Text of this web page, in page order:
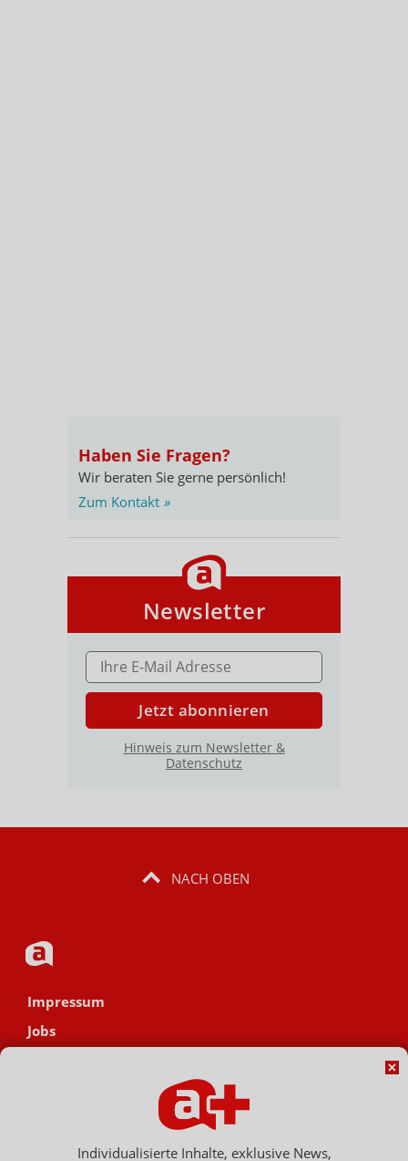
Haben Sie Fragen?
Wir beraten Sie gerne persönlich!
Zum Kontakt »
Newsletter
E-MAIL ADRESSE
Jetzt abonnieren
Hinweis zum Newsletter &
Datenschutz
NACH OBEN
Impressum
Jobs
Hinweisgebersystem
Individualisierte Inhalte, exklusive News,